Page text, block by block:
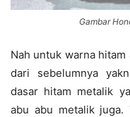
Gambar
Nah untuk warna
dari sebelumnya
dasar hitam metalik
abu abu metalik juga.